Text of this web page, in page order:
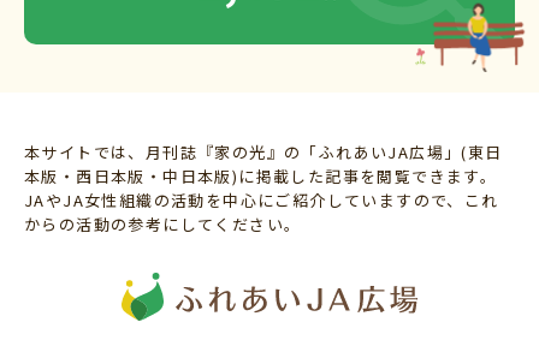
本サイトでは、月刊誌『家の光』の「ふれあいJA広場」(東日
本版・西日本版・中日本版)に掲載した記事を閲覧できます。
JAやJA女性組織の活動を中心にご紹介していますので、これ
からの活動の参考にしてください。